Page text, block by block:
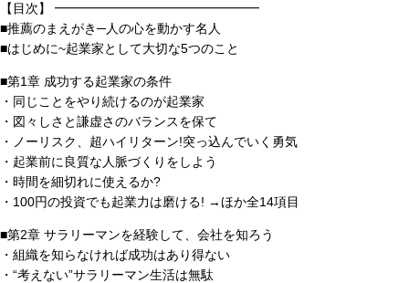
【目次】 ━━━━━━━━━━━━━━━━
■推薦のまえがき─人の心を動かす名人
■はじめに~起業家として大切な5つのこと
■第1章 成功する起業家の条件
・同じことをやり続けるのが起業家
・図々しさと謙虚さのバランスを保て
・ノーリスク、超ハイリターン!突っ込んでいく勇気
・起業前に良質な人脈づくりをしよう
・時間を細切れに使えるか?
・100円の投資でも起業力は磨ける! →ほか全14項目
■第2章 サラリーマンを経験して、会社を知ろう
・組織を知らなければ成功はあり得ない
・“考えない”サラリーマン生活は無駄